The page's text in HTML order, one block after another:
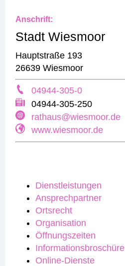
Dienstleistungen
Ansprechpartner
Ortsrecht
Organisation
Öffnungszeiten
Informationsbroschüre
Online-Dienste
Anschrift:
Stadt Wiesmoor
Hauptstraße 193
26639 Wiesmoor
04944-305-0
04944-305-250
rathaus@wiesmoor.de
www.wiesmoor.de